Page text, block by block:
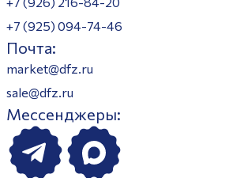
+7 (925) 094-74-46
Почта:
market@dfz.ru
sale@dfz.ru
Мессенджеры: